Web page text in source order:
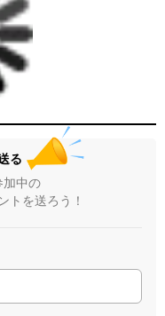
る
加中の
トを送ろう！